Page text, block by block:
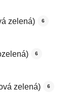
zelená) 6
6
zelená) 6